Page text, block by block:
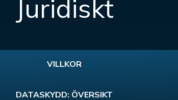
Juridiskt
VILLKOR
DATASKYDD: ÖVERSIKT